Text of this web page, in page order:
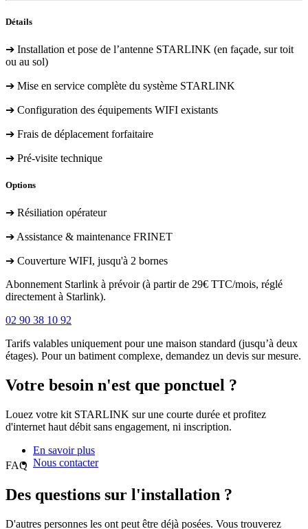
Détails
➔ Installation et pose de l’antenne STARLINK (en façade, sur toit
ou au sol)
➔ Mise en service complète du système STARLINK
➔ Configuration des équipements WIFI existants
➔ Frais de déplacement forfaitaire
➔ Pré-visite technique
Options
➔ Résiliation opérateur
➔ Assistance & maintenance FRINET
➔ Couverture WIFI, jusqu'à 2 bornes
Abonnement Starlink à prévoir (à partir de 29€ TTC/mois, réglé
directement à Starlink).
02 90 38 10 92
Tarifs valables uniquement pour une maison standard (jusqu’à deux
étages). Pour un batiment complexe, demandez un devis sur mesure.
Votre besoin n'est que ponctuel ?
Louez votre kit STARLINK sur une courte durée et profitez
d'internet haut débit sans engagement, ni inscription.
En savoir plus
Nous contacter
FAQ
Des questions sur l'installation ?
D'autres personnes les ont peut être déjà posées. Vous trouverez